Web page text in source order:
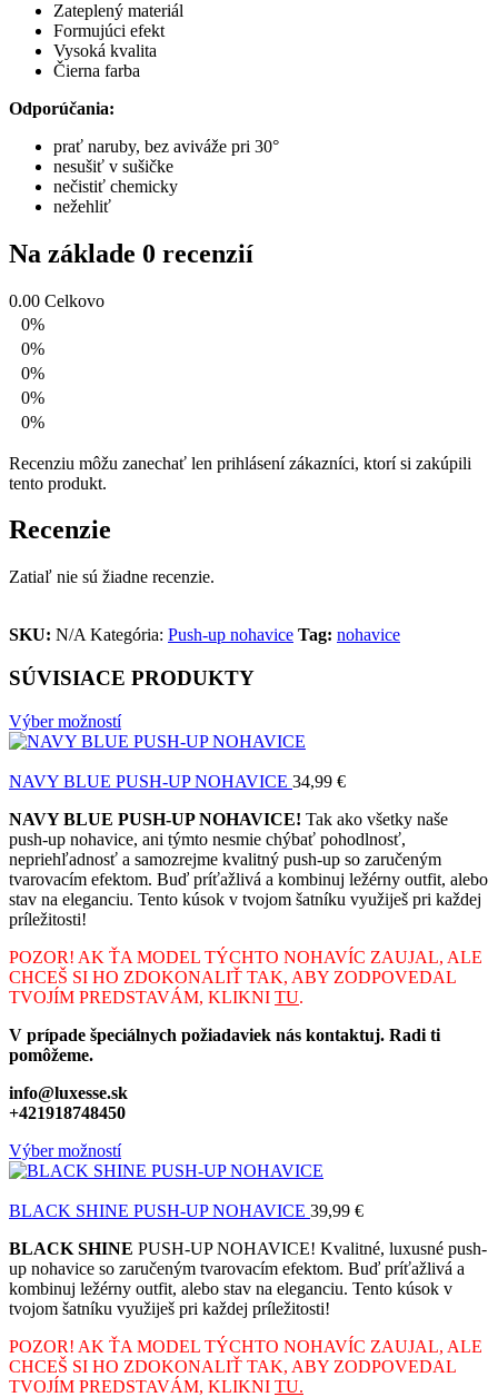
Zateplený materiál
Formujúci efekt
Vysoká kvalita
Čierna farba
Odporúčania:
prať naruby, bez aviváže pri 30°
nesušiť v sušičke
nečistiť chemicky
nežehliť
Na základe 0 recenzií
0.00 Celkovo
0%
0%
0%
0%
0%
Recenziu môžu zanechať len prihlásení zákazníci, ktorí si zakúpili
tento produkt.
Recenzie
Zatiaľ nie sú žiadne recenzie.
SKU: N/A Kategória: Push-up nohavice Tag: nohavice
SÚVISIACE PRODUKTY
Výber možností
NAVY BLUE PUSH-UP NOHAVICE 34,99 €
NAVY BLUE PUSH-UP NOHAVICE! Tak ako všetky naše
push-up nohavice, ani týmto nesmie chýbať pohodlnosť,
nepriehľadnosť a samozrejme kvalitný push-up so zaručeným
tvarovacím efektom. Buď príťažlivá a kombinuj ležérny outfit, alebo
stav na eleganciu. Tento kúsok v tvojom šatníku využiješ pri každej
príležitosti!
POZOR! AK ŤA MODEL TÝCHTO NOHAVÍC ZAUJAL, ALE
CHCEŠ SI HO ZDOKONALIŤ TAK, ABY ZODPOVEDAL
TVOJÍM PREDSTAVÁM, KLIKNI TU.
V prípade špeciálnych požiadaviek nás kontaktuj. Radi ti
pomôžeme.
info@luxesse.sk
+421918748450
Výber možností
BLACK SHINE PUSH-UP NOHAVICE 39,99 €
BLACK SHINE PUSH-UP NOHAVICE! Kvalitné, luxusné push-
up nohavice so zaručeným tvarovacím efektom. Buď príťažlivá a
kombinuj ležérny outfit, alebo stav na eleganciu. Tento kúsok v
tvojom šatníku využiješ pri každej príležitosti!
POZOR! AK ŤA MODEL TÝCHTO NOHAVÍC ZAUJAL, ALE
CHCEŠ SI HO ZDOKONALIŤ TAK, ABY ZODPOVEDAL
TVOJÍM PREDSTAVÁM, KLIKNI TU.